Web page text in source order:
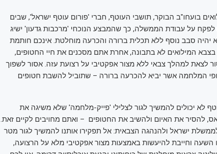
בועחו"ב הבוקר, תושבי העוטף, חברי 'פורום עוטף ישראל', שבים
על עבודת הממשלה, כך שהמבצע הנוכחי 'מרכבות גדעון' ישיג
יהיה סבב נוסף ללא תכלית ברורה והכרעה מוחלטת. אינכם חותמת
בצבא המילואים לא בתבונה, אחרת אתם מסכנים את חיי החטופים,
לצאת למהלך צבאי ללא מצור אפקטיבי על רצועת עזה. אסור לשפוך
המלחמה אשר יביא להכרעה ברורה – שתוביל להשבת חטופים
לא יכולים להמשיך לגור לצלילי 'פייק-מלחמה' שלא משיגה את
להסיר את האיום ולהשיב את החטופים – ואתם מחויבים לקיים זאת.
ישראל ולהנהגה הצבאית: אל תפקירו אותנו להמשיך לגור מטר
השעה וחייבת להיעשות באמצעות מצור אפקטיבי מלא על הרצועה,